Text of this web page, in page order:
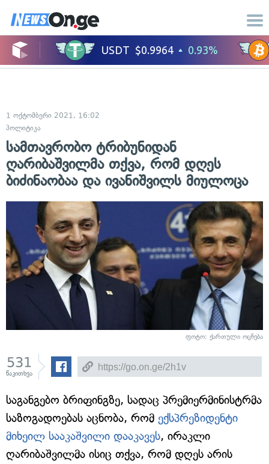
1 ოქტომბერი 2021, 16:02
პოლიტიკა
სამთავრობო ტრიბუნიდან
ღარიბაშვილმა თქვა, რომ დღეს
ბიძინაობაა და ივანიშვილს მიულოცა
ფოტო: ქართული ოცნება
531
წაკითხვა
საგანგებო ბრიფინგზე, სადაც პრემიერმინისტრმა
საზოგადოებას აცნობა, რომ ექსპრეზიდენტი
მიხეილ სააკაშვილი დააკავეს, ირაკლი
ღარიბაშვილმა ისიც თქვა, რომ დღეს არის